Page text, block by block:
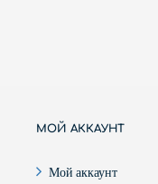
МОЙ АККАУНТ
Мой аккаунт